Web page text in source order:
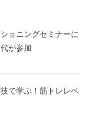
ョニングセミナーに
が参加
で学ぶ！筋トレレベ